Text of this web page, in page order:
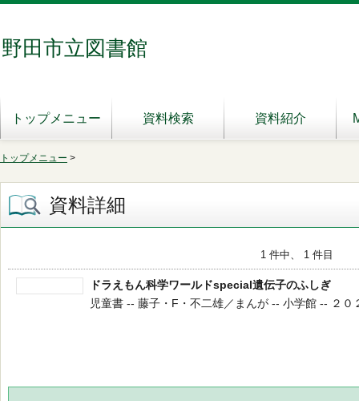
野田市立図書館
トップメニュー 資料検索 資料紹介
トップメニュー >
資料詳細
1 件中、 1 件目
ドラえもん科学ワールドspecial遺伝子のふしぎ
児童書 -- 藤子・F・不二雄／まんが -- 小学館 -- ２０